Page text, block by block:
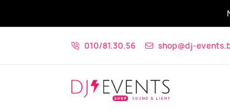
010/81.30.56 shop@dj-